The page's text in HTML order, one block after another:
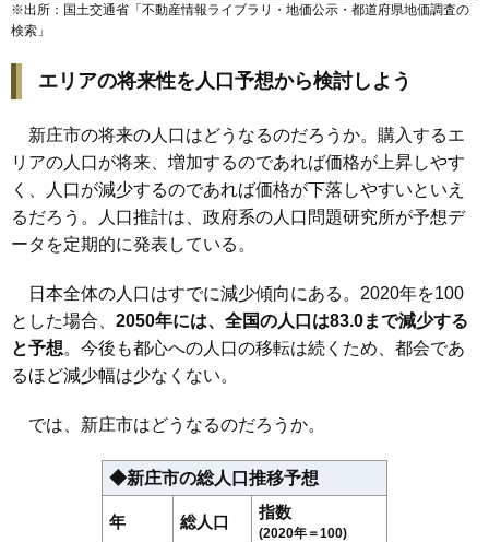
※出所：国土交通省「不動産情報ライブラリ・地価公示・都道府県地価調査の
検索 」
エリアの将来性を人口予想から検討しよう
新庄市の将来の人口はどうなるのだろうか。購入するエ
リアの人口が将来、増加するのであれば価格が上昇しやす
く、人口が減少するのであれば価格が下落しやすいといえ
るだろう。人口推計は、政府系の人口問題研究所が予想デ
ータを定期的に発表している。
日本全体の人口はすでに減少傾向にある。2020年を100
とした場合、 2050年には、全国の人口は83.0まで減少する
と予想。今後も都心への人口の移転は続くため、都会であ
るほど減少幅は少なくない。
では、新庄市はどうなるのだろうか。
◆新庄市の総人口推移予想
年 総人口
指数
(2020年＝100)